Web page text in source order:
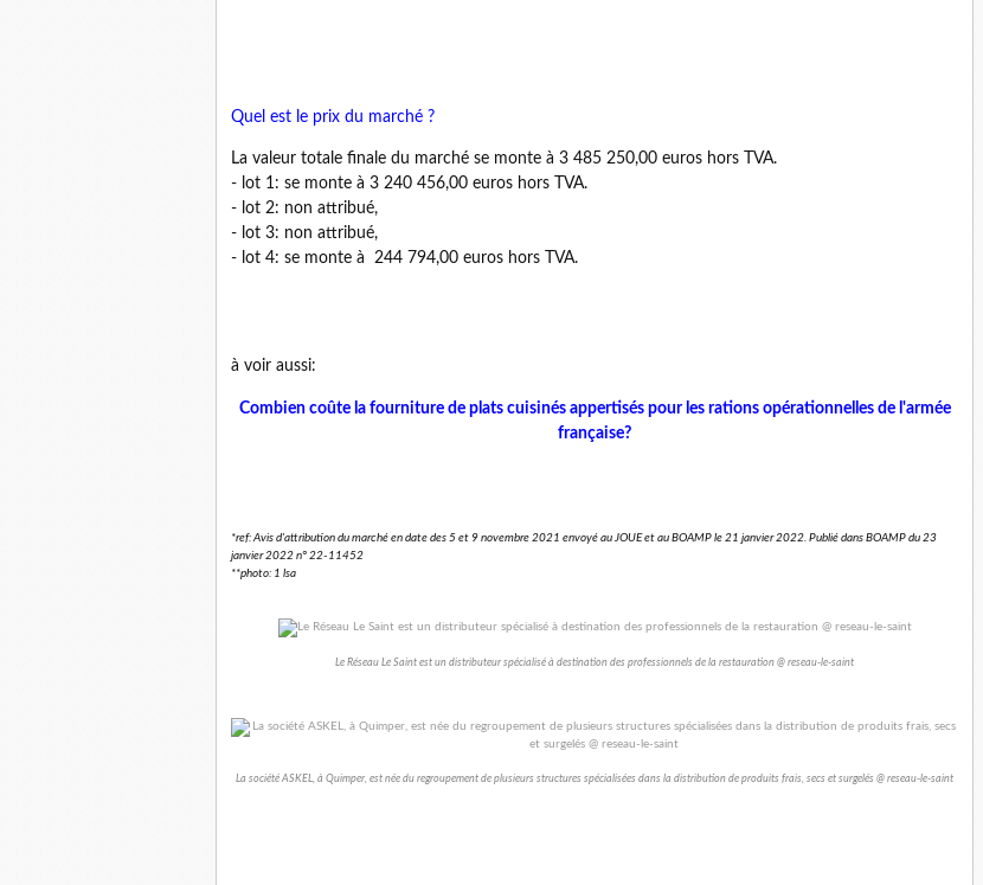
Quel est le prix du marché ?
La valeur totale finale du marché se monte à 3 485 250,00 euros hors TVA.
- lot 1: se monte à 3 240 456,00 euros hors TVA.
- lot 2: non attribué,
- lot 3: non attribué,
- lot 4: se monte à 244 794,00 euros hors TVA.
à voir aussi:
Combien coûte la fourniture de plats cuisinés appertisés pour les rations opérationnelles de l'armée
française?
*ref: Avis d'attribution du marché en date des 5 et 9 novembre 2021 envoyé au JOUE et au BOAMP le 21 janvier 2022. Publié dans BOAMP du 23
janvier 2022 n° 22-11452
**photo: 1 lsa
Le Réseau Le Saint est un distributeur spécialisé à destination des professionnels de la restauration @ reseau-le-saint
La société ASKEL, à Quimper, est née du regroupement de plusieurs structures spécialisées dans la distribution de produits frais, secs et surgelés @ reseau-le-saint